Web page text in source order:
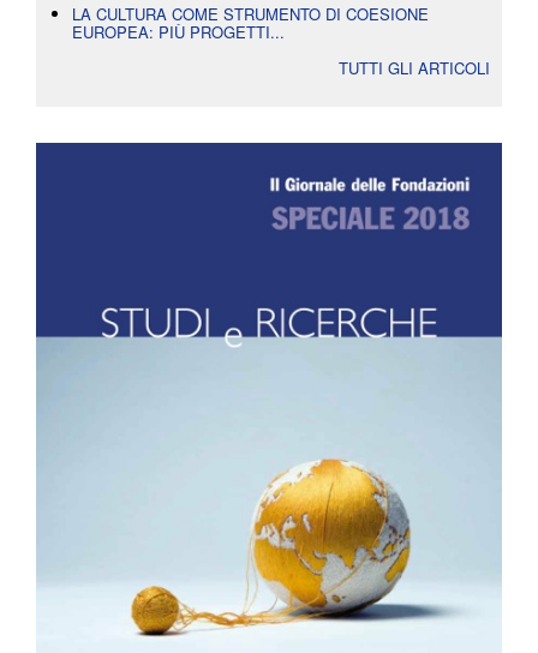
LA CULTURA COME STRUMENTO DI COESIONE
EUROPEA: PIÙ PROGETTI...
TUTTI GLI ARTICOLI